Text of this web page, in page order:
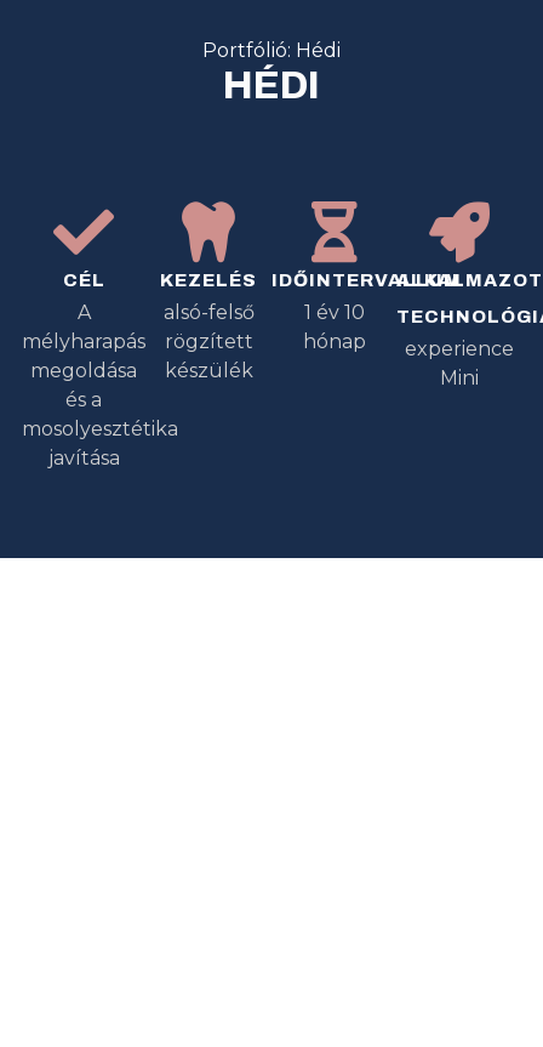
Portfólió: Hédi
HÉDI
CÉL
A
mélyharapás
megoldása
és a
mosolyesztétika
javítása
KEZELÉS
alsó-felső
rögzített
készülék
IDŐINTERVALLUM
1 év 10
hónap
experience
Mini